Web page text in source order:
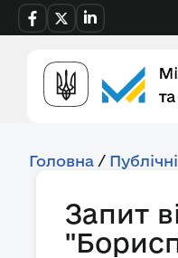
Головна /
Запит